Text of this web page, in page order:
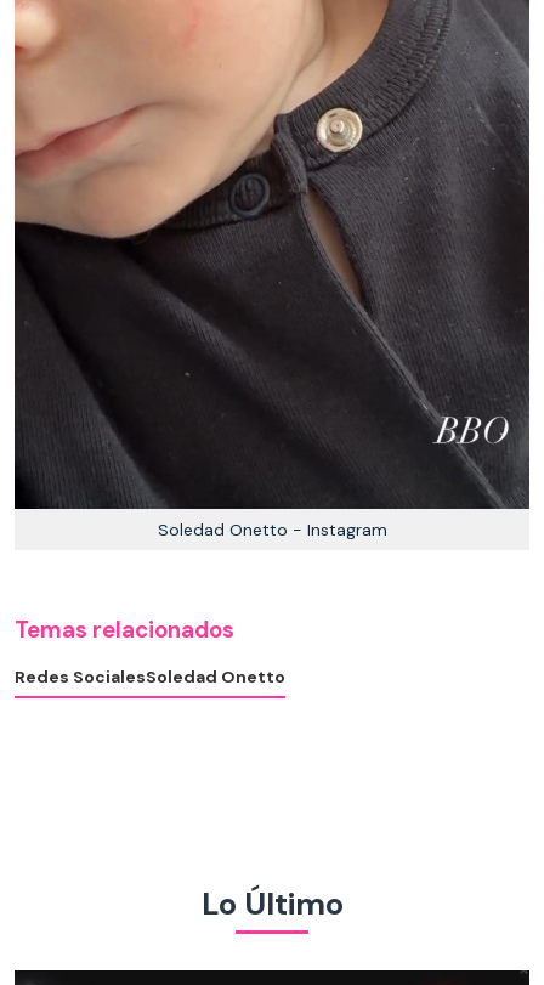
Soledad Onetto - Instagram
Temas relacionados
Redes SocialesSoledad Onetto
Lo Último